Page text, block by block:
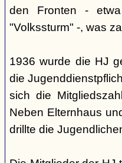
den Fronten -
"Volkssturm" -, was
1936 wurde die HJ
die
sich die
Neben Elternhaus
drillte die